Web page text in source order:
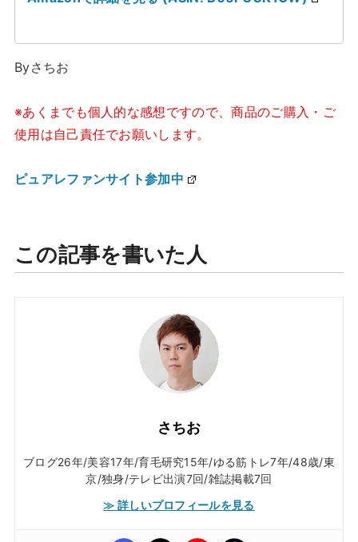
Byさちお
※あくまでも個人的な感想ですので、商品のご購入・ご
使用は自己責任でお願いします。
ピュアレファンサイト参加中
この記事を書いた人
さちお
ブログ26年/美容17年/育毛研究15年/ゆる筋トレ7年/48歳/東
京/独身/テレビ出演7回/雑誌掲載7回
≫ 詳しいプロフィールを見る